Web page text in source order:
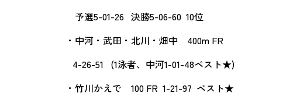
予選5-01-26 決勝5-06-60 10位
・中河・武田・北川・畑中 400m FR
4-26-51 (1泳者、中河1-01-48ベスト★)
・竹川かえで 100 FR 1-21-97 ベスト★